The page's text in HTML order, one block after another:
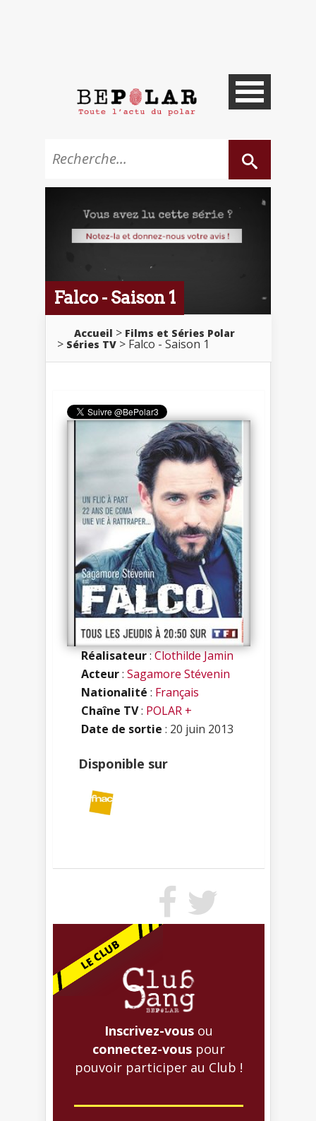
Falco - Saison 1
Accueil
Films et Séries Polar
Séries TV
Falco - Saison 1
Réalisateur:Clothilde Jamin
Acteur: Sagamore Stévenin
Nationalité : Français
Chaîne TV: POLAR +
Date de sortie : 20 juin 2013
Disponible sur
Inscrivez-vous ou
connectez-vous pour
pouvoir participer au Club !